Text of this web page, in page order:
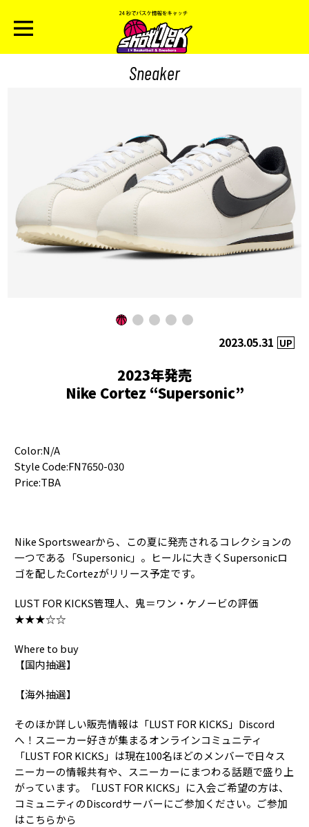
Sneaker
2023.05.31 UP
2023年発売
Nike Cortez “Supersonic”
Color:N/A
Style Code:FN7650-030
Price:TBA
Nike Sportswearから、この夏に発売されるコレクションの
一つである「Supersonic」。ヒールに大きくSupersonicロ
ゴを配したCortezがリリース予定です。
LUST FOR KICKS管理人、鬼＝ワン・ケノービの評価
★★★☆☆
Where to buy
【国内抽選】
【海外抽選】
そのほか詳しい販売情報は「LUST FOR KICKS」Discord
へ！スニーカー好きが集まるオンラインコミュニティ
「LUST FOR KICKS」は現在100名ほどのメンバーで日々ス
ニーカーの情報共有や、スニーカーにまつわる話題で盛り上
がっています。「LUST FOR KICKS」に入会ご希望の方は、
コミュニティのDiscordサーバーにご参加ください。ご参加
はこちらから